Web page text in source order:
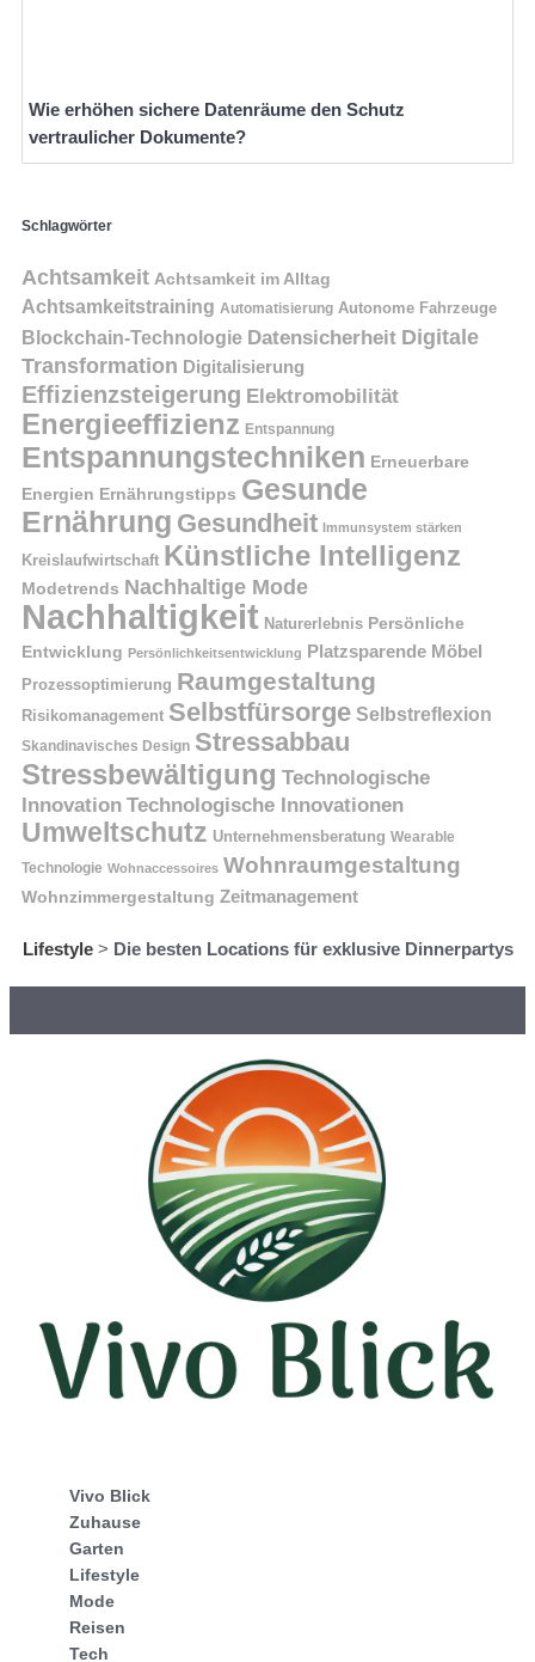
Wie erhöhen sichere Datenräume den Schutz
vertraulicher Dokumente?
Schlagwörter
Achtsamkeit Achtsamkeit im Alltag
Achtsamkeitstraining Automatisierung Autonome Fahrzeuge
Blockchain-Technologie Datensicherheit Digitale
Transformation Digitalisierung
Effizienzsteigerung Elektromobilität
Energieeffizienz Entspannung
Entspannungstechniken Erneuerbare
Energien Ernährungstipps Gesunde
Ernährung Gesundheit Immunsystem stärken
Kreislaufwirtschaft Künstliche Intelligenz
Modetrends Nachhaltige Mode
Nachhaltigkeit Naturerlebnis Persönliche
Entwicklung Persönlichkeitsentwicklung Platzsparende Möbel
Prozessoptimierung Raumgestaltung
Risikomanagement Selbstfürsorge Selbstreflexion
Skandinavisches Design Stressabbau
Stressbewältigung Technologische
Innovation Technologische Innovationen
Umweltschutz Unternehmensberatung Wearable
Technologie Wohnaccessoires Wohnraumgestaltung
Wohnzimmergestaltung Zeitmanagement
Lifestyle> Die besten Locations für exklusive Dinnerpartys
Vivo Blick
Zuhause
Garten
Lifestyle
Mode
Reisen
Tech